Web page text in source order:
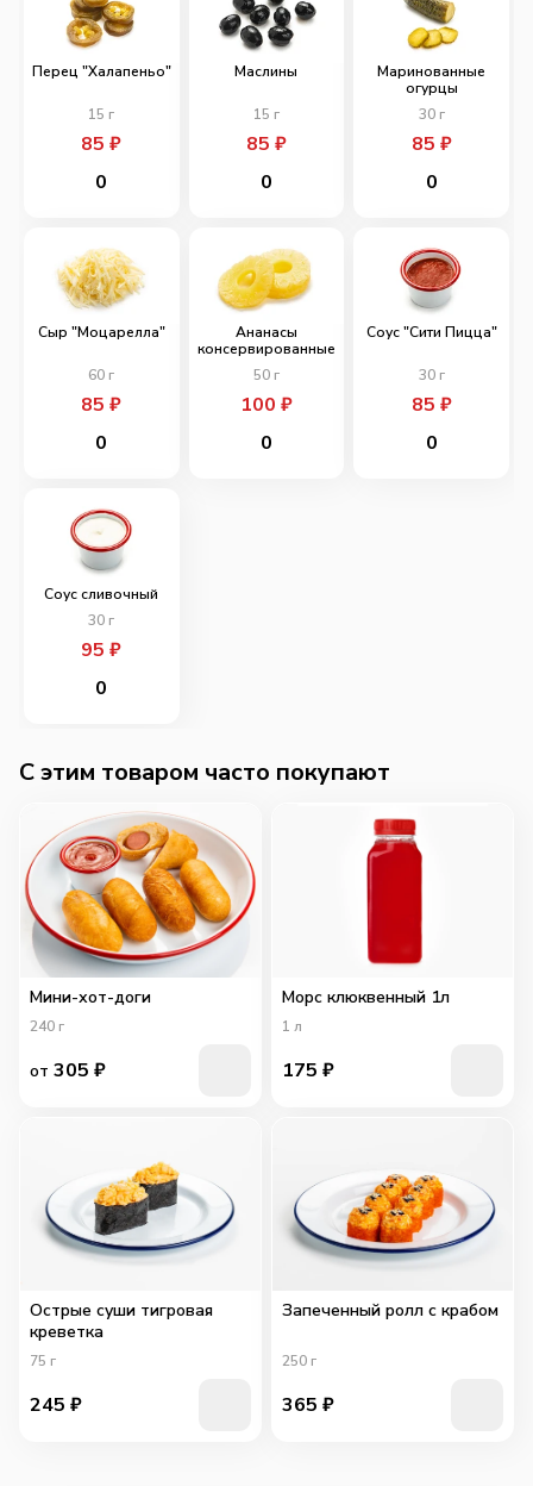
Перец "Халапеньо"
15 г
85₽
0
Маслины
15 г
85 ₽
0
Маринованные
огурцы
30г
85 ₽
0
Сыр "Моцарелла"
60 г
85₽
0
Ананасы
консервированные
50г
100 ₽
0
Соус "Сити Пицца"
30г
85 ₽
0
Соус сливочный
30 г
95₽
0
C этим товаром часто покупают
Мини-хот-доги
240 г
от 305 ₽
Морс клюквенный 1л
1 л
175 ₽
Острые суши тигровая
креветка
75 г
245 ₽
Запеченный ролл с крабом
250 г
365 ₽